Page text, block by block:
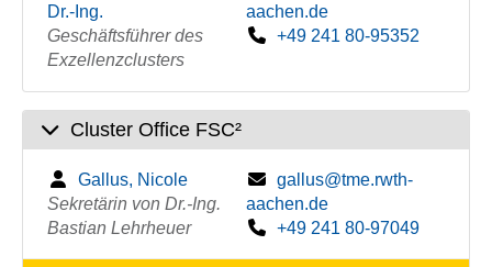
Dr.-Ing.
Geschäftsführer des
Exzellenzclusters
aachen.de
+49 241 80-95352
Cluster Office FSC²
Gallus, Nicole
Sekretärin von Dr.-Ing.
Bastian Lehrheuer
gallus@tme.rwth-
aachen.de
+49 241 80-97049